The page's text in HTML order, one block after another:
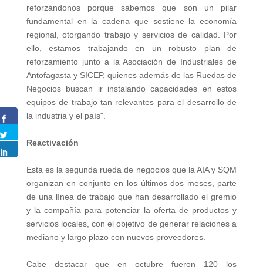
reforzándonos porque sabemos que son un pilar
fundamental en la cadena que sostiene la economía
regional, otorgando trabajo y servicios de calidad. Por
ello, estamos trabajando en un robusto plan de
reforzamiento junto a la Asociación de Industriales de
Antofagasta y SICEP, quienes además de las Ruedas de
Negocios buscan ir instalando capacidades en estos
equipos de trabajo tan relevantes para el desarrollo de
la industria y el país".
Reactivación
Esta es la segunda rueda de negocios que la AIA y SQM
organizan en conjunto en los últimos dos meses, parte
de una línea de trabajo que han desarrollado el gremio
y la compañía para potenciar la oferta de productos y
servicios locales, con el objetivo de generar relaciones a
mediano y largo plazo con nuevos proveedores.
Cabe destacar que en octubre fueron 120 los